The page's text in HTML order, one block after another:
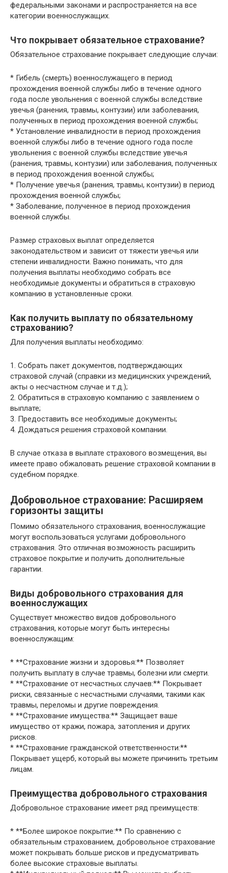
федеральными законами и распространяется на все
категории военнослужащих.
Что покрывает обязательное страхование?
Обязательное страхование покрывает следующие случаи:
* Гибель (смерть) военнослужащего в период
прохождения военной службы либо в течение одного
года после увольнения с военной службы вследствие
увечья (ранения, травмы, контузии) или заболевания,
полученных в период прохождения военной службы;
* Установление инвалидности в период прохождения
военной службы либо в течение одного года после
увольнения с военной службы вследствие увечья
(ранения, травмы, контузии) или заболевания, полученных
в период прохождения военной службы;
* Получение увечья (ранения, травмы, контузии) в период
прохождения военной службы;
* Заболевание, полученное в период прохождения
военной службы.
Размер страховых выплат определяется
законодательством и зависит от тяжести увечья или
степени инвалидности. Важно понимать, что для
получения выплаты необходимо собрать все
необходимые документы и обратиться в страховую
компанию в установленные сроки.
Как получить выплату по обязательному
страхованию?
Для получения выплаты необходимо:
1. Собрать пакет документов, подтверждающих
страховой случай (справки из медицинских учреждений,
акты о несчастном случае и т.д.);
2. Обратиться в страховую компанию с заявлением о
выплате;
3. Предоставить все необходимые документы;
4. Дождаться решения страховой компании.
В случае отказа в выплате страхового возмещения, вы
имеете право обжаловать решение страховой компании в
судебном порядке.
Добровольное страхование: Расширяем
горизонты защиты
Помимо обязательного страхования, военнослужащие
могут воспользоваться услугами добровольного
страхования. Это отличная возможность расширить
страховое покрытие и получить дополнительные
гарантии.
Виды добровольного страхования для
военнослужащих
Существует множество видов добровольного
страхования, которые могут быть интересны
военнослужащим:
* **Страхование жизни и здоровья:** Позволяет
получить выплату в случае травмы, болезни или смерти.
* **Страхование от несчастных случаев:** Покрывает
риски, связанные с несчастными случаями, такими как
травмы, переломы и другие повреждения.
* **Страхование имущества:** Защищает ваше
имущество от кражи, пожара, затопления и других
рисков.
* **Страхование гражданской ответственности:**
Покрывает ущерб, который вы можете причинить третьим
лицам.
Преимущества добровольного страхования
Добровольное страхование имеет ряд преимуществ:
* **Более широкое покрытие:** По сравнению с
обязательным страхованием, добровольное страхование
может покрывать больше рисков и предусматривать
более высокие страховые выплаты.